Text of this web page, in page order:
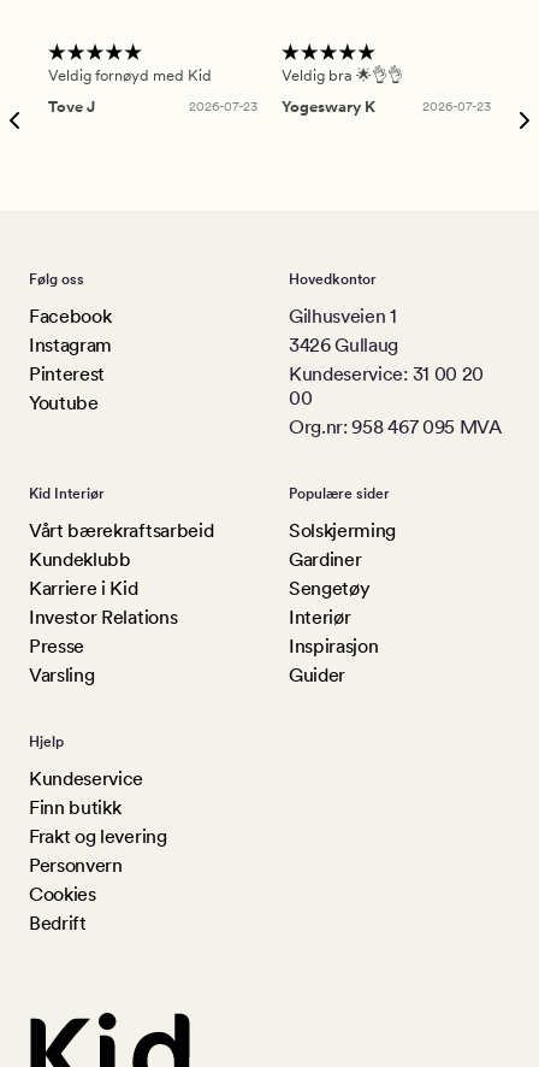
Veldig fornøyd med Kid
Tove J
2026-07-23
Veldig bra 🌟👌👌
Yogeswary K
2026-07-23
Følg oss
Facebook
Instagram
Pinterest
Youtube
Hovedkontor
Gilhusveien 1
3426 Gullaug
Kundeservice: 31 00 20
00
Org.nr: 958 467 095 MVA
Kid Interiør
Vårt bærekraftsarbeid
Kundeklubb
Karriere i Kid
Investor Relations
Presse
Varsling
Populære sider
Solskjerming
Gardiner
Sengetøy
Interiør
Inspirasjon
Guider
Hjelp
Kundeservice
Finn butikk
Frakt og levering
Personvern
Cookies
Bedrift